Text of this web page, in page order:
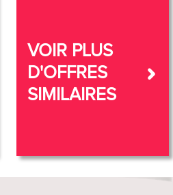
VOIR PLUS
D'OFFRES
SIMILAIRES